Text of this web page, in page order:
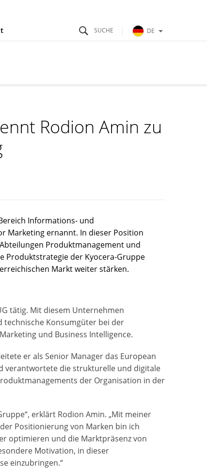
DE
Rodion Amin zu
Informations- und
Marketing ernannt. In dieser Position
Produktmanagement und
Produktstrategie der Kyocera-Gruppe
Markt weiter stärken.
tätig. Mit diesem Unternehmen
technische Konsumgüter bei der
und Business Intelligence.
er als Senior Manager das European
verantwortete die strukturelle und digitale
der Organisation in der
erklärt Rodion Amin. „Mit meiner
Positionierung von Marken bin ich
optimieren und die Marktpräsenz von
Motivation, in dieser
einzubringen.“